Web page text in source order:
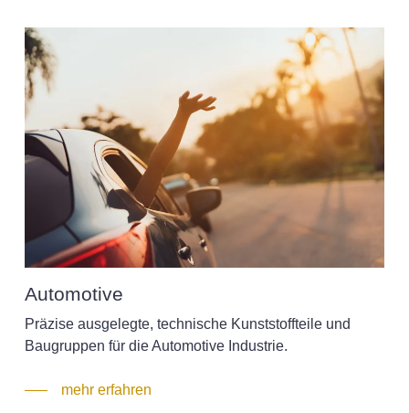
Automotive
Präzise ausgelegte, technische Kunststoffteile und
Baugruppen für die Automotive Industrie.
mehr erfahren